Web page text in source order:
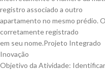
registro associado a outro
apartamento no mesmo prédio.
corretamente registrado
em seu nome.Projeto Integrado
Inovação
Objetivo da Atividade: